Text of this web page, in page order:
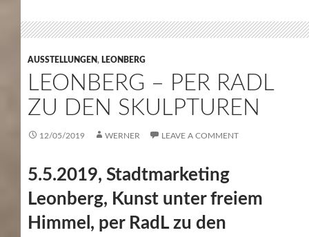
AUSSTELLUNGEN, LEONBERG
LEONBERG – PER RADL
ZU DEN SKULPTUREN
12/05/2019 WERNER LEAVE A COMMENT
5.5.2019, Stadtmarketing
Leonberg, Kunst unter freiem
Himmel, per RadL zu den